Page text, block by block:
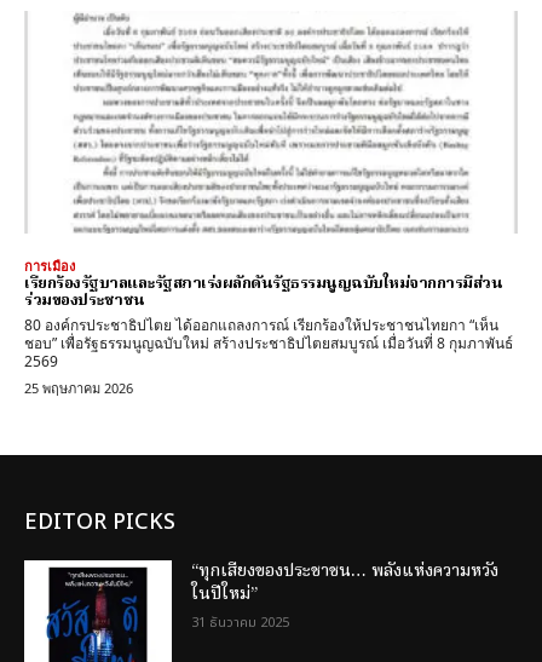
การเมือง
เรียกร้องรัฐบาลและรัฐสภาเร่งผลักดันรัฐธรรมนูญฉบับใหม่จากการมีส่วน
ร่วมของประชาชน
80 องค์กรประชาธิปไตย ได้ออกแถลงการณ์ เรียกร้องให้ประชาชนไทยกา “เห็น
ชอบ” เพื่อรัฐธรรมนูญฉบับใหม่ สร้างประชาธิปไตยสมบูรณ์ เมื่อวันที่ 8 กุมภาพันธ์
2569
25 พฤษภาคม 2026
EDITOR PICKS
“ทุกเสียงของประชาชน… พลังแห่งความหวัง
ในปีใหม่”
31 ธันวาคม 2025